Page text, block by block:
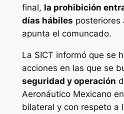
final, la prohibición
días hábiles posteriores
apunta el comuncado.
La SICT informó que se
acciones en las que se
seguridad y operación
Aeronáutico Mexicano
bilateral y con respeto a